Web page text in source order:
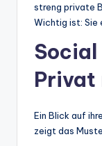
streng private
Wichtig ist: Sie
Social
Privat
Ein Blick auf
zeigt das